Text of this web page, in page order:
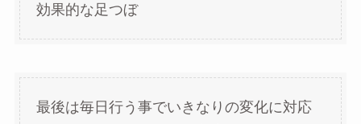
効果的な足つぼ
最後は毎日行う事でいきなりの変化に対応